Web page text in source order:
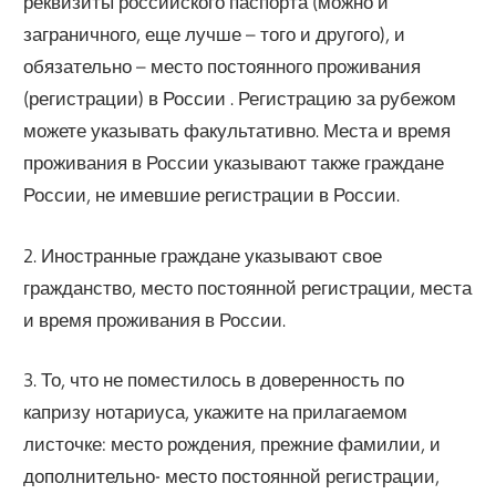
заграничного, еще лучше – того и другого), и
обязательно – место постоянного проживания
(регистрации) в России . Регистрацию за рубежом
можете указывать факультативно. Места и время
проживания в России указывают также граждане
России, не имевшие регистрации в России.
2. Иностранные граждане указывают свое
гражданство, место постоянной регистрации, места
и время проживания в России.
3. То, что не поместилось в доверенность по
капризу нотариуса, укажите на прилагаемом
листочке: место рождения, прежние фамилии, и
дополнительно- место постоянной регистрации,